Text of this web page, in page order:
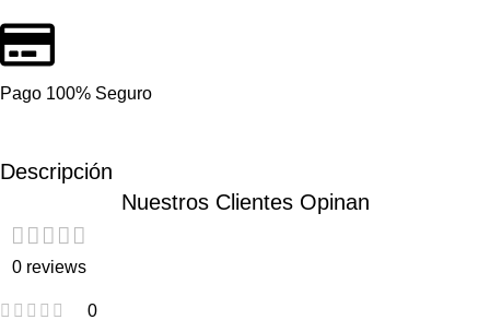
Pago 100% Seguro
Descripción
Nuestros Clientes Opinan
0 reviews
0